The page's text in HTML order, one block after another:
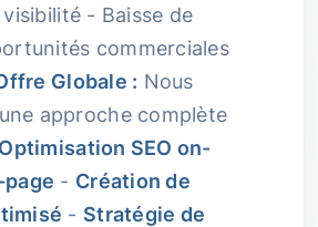
- Baisse de
commerciales
Globale : Nous
approche complète
Optimisation SEO on-
- Création de
- Stratégie de